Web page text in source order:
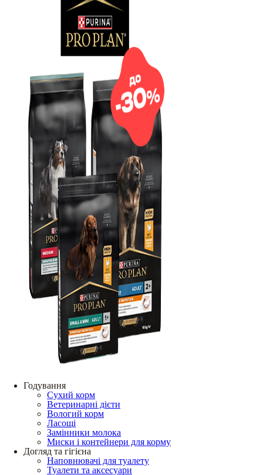
Годування
Сухий корм
Ветеринарні дієти
Вологий корм
Ласощі
Замінники молока
Миски і контейнери для корму
Догляд та гігієна
Наповнювачі для туалету
Туалети та аксесуари